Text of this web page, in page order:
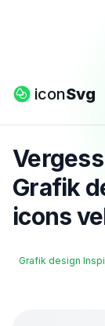
iconSvg
Grafik
icons
Grafik design